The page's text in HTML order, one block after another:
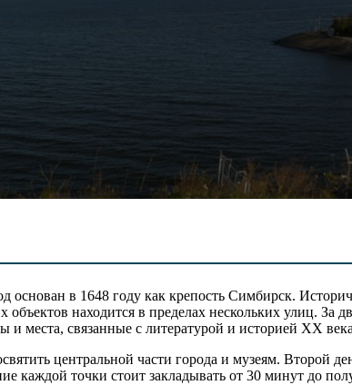
в 1648 году как крепость Симбирск.
находится в пределах нескольких улиц. За
и места, связанные с литературой и историей XX
центральной части города и музеям. Второй
каждой точки стоит закладывать от 30 минут до